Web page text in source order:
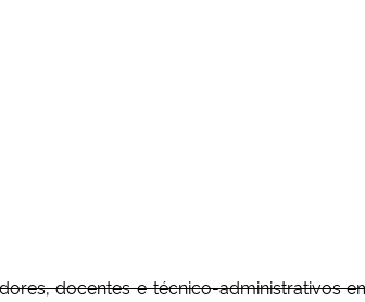
docentes e técnico-administrativos